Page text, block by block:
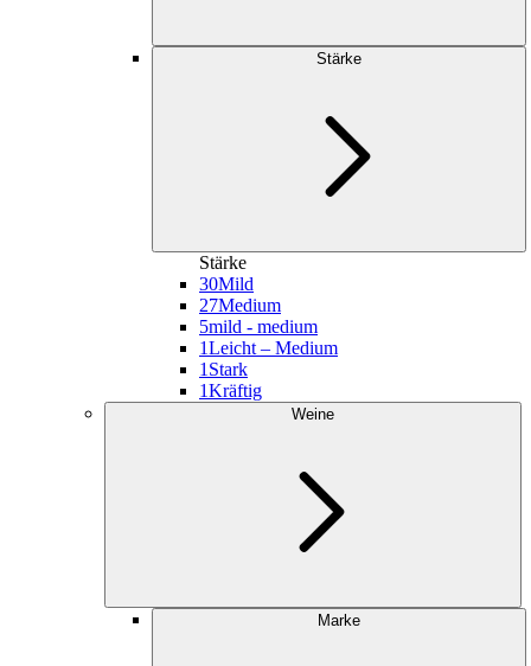
Stärke
Stärke
30Mild
27Medium
5mild - medium
1Leicht – Medium
1 Stark
1Kräftig
Weine
Marke